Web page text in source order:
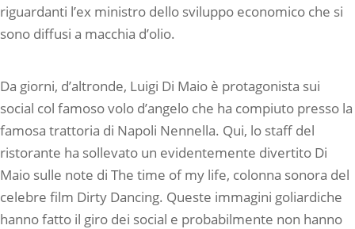
riguardanti l’ex ministro dello sviluppo economico che si
sono diffusi a macchia d’olio.
Da giorni, d’altronde, Luigi Di Maio è protagonista sui
social col famoso volo d’angelo che ha compiuto presso la
famosa trattoria di Napoli Nennella. Qui, lo staff del
ristorante ha sollevato un evidentemente divertito Di
Maio sulle note di The time of my life, colonna sonora del
celebre film Dirty Dancing. Queste immagini goliardiche
hanno fatto il giro dei social e probabilmente non hanno